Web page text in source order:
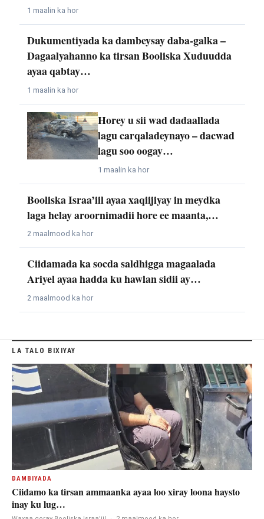
1 maalin ka hor
Dukumentiyada ka dambeysay daba-galka –
Dagaalyahanno ka tirsan Booliska Xuduudda
ayaa qabtay…
1 maalin ka hor
Horey u sii wad dadaallada
lagu carqaladeynayo – dacwad
lagu soo oogay…
1 maalin ka hor
Booliska Israa’iil ayaa xaqiijiyay in meydka
laga helay aroornimadii hore ee maanta,…
2 maalmood ka hor
Ciidamada ka socda saldhigga magaalada
Ariyel ayaa hadda ku hawlan sidii ay…
2 maalmood ka hor
LA TALO BIXIYAY
DAMBIYADA
Ciidamo ka tirsan ammaanka ayaa loo xiray loona haysto
inay ku lug…